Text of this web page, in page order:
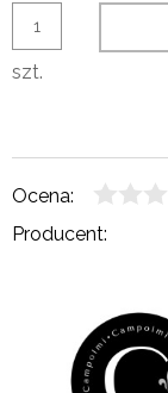
szt.
Ocena:
Producent: